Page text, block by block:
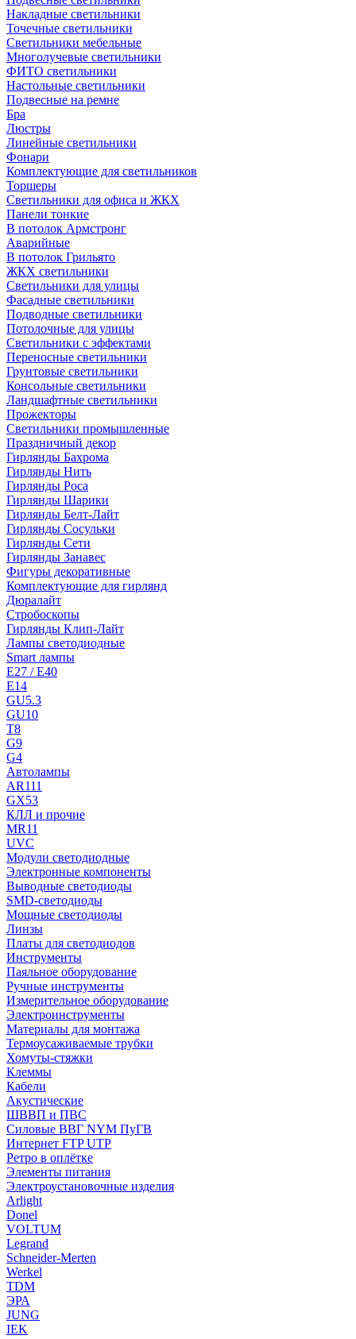
Накладные светильники
Точечные светильники
Светильники мебельные
Многолучевые светильники
ФИТО светильники
Настольные светильники
Подвесные на ремне
Бра
Люстры
Линейные светильники
Фонари
Комплектующие для светильников
Торшеры
Светильники для офиса и ЖКХ
Панели тонкие
В потолок Армстронг
Аварийные
В потолок Грильято
ЖКХ светильники
Светильники для улицы
Фасадные светильники
Подводные светильники
Потолочные для улицы
Светильники с эффектами
Переносные светильники
Грунтовые светильники
Консольные светильники
Ландшафтные светильники
Прожекторы
Светильники промышленные
Праздничный декор
Гирлянды Бахрома
Гирлянды Нить
Гирлянды Роса
Гирлянды Шарики
Гирлянды Белт-Лайт
Гирлянды Сосульки
Гирлянды Сети
Гирлянды Занавес
Фигуры декоративные
Комплектующие для гирлянд
Дюралайт
Стробоскопы
Гирлянды Клип-Лайт
Лампы светодиодные
Smart лампы
E27 / E40
E14
GU5.3
GU10
T8
G9
G4
Автолампы
AR111
GX53
КЛЛ и прочие
MR11
UVC
Модули светодиодные
Электронные компоненты
Выводные светодиоды
SMD-светодиоды
Мощные светодиоды
Линзы
Платы для светодиодов
Инструменты
Паяльное оборудование
Ручные инструменты
Измерительное оборудование
Электроинструменты
Материалы для монтажа
Термоусаживаемые трубки
Хомуты-стяжки
Клеммы
Кабели
Акустические
ШВВП и ПВС
Силовые ВВГ NYM ПуГВ
Интернет FTP UTP
Ретро в оплётке
Элементы питания
Электроустановочные изделия
Arlight
Donel
VOLTUM
Legrand
Schneider-Merten
Werkel
TDM
ЭРА
JUNG
IEK